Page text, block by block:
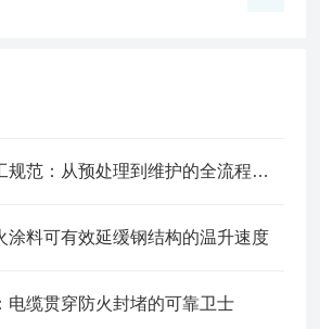
电缆防火涂料施工规范：从预处理到维护的全流程管控
涂料可有效延缓钢结构的温升速度
电缆贯穿防火封堵的可靠卫士